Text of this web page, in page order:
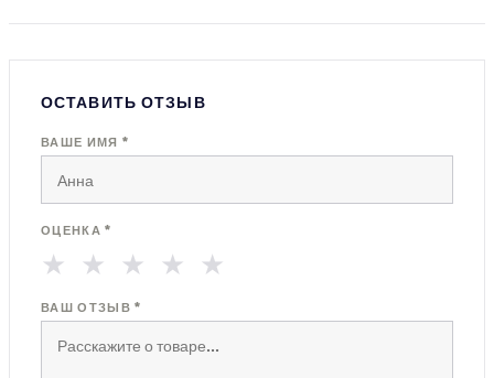
ОСТАВИТЬ ОТЗЫВ
ВАШЕ ИМЯ *
ОЦЕНКА *
★ ★ ★ ★ ★
ВАШ ОТЗЫВ *